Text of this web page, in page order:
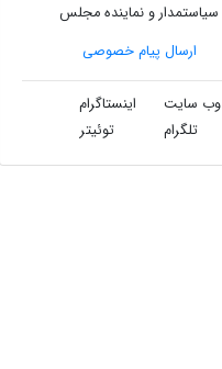
سیاستمدار و نماینده مجلس
ارسال پیام خصوصی
وب سایت
اینستاگرام
تلگرام
توئیتر